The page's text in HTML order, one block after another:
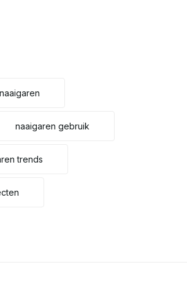
naaigaren gebruik
trends